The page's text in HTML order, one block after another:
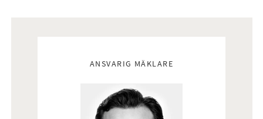
ANSVARIG MÄKLARE